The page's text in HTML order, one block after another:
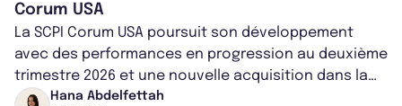
Corum USA
La SCPI Corum USA poursuit son développement
avec des performances en progression au deuxième
trimestre 2026 et une nouvelle acquisition dans la
région de Chicago. Entre hausse de...
Hana Abdelfettah